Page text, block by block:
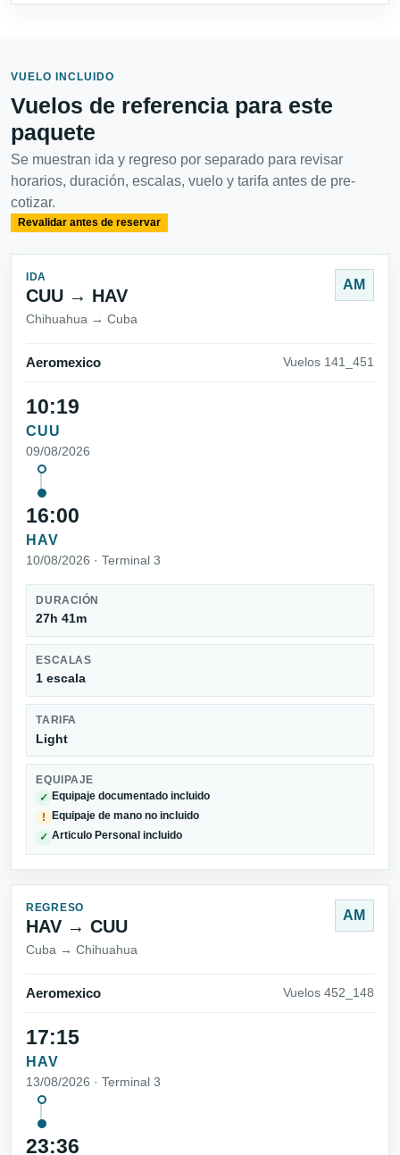
VUELO INCLUIDO
Vuelos de referencia para este
paquete
Se muestran ida y regreso por separado para revisar
horarios, duración, escalas, vuelo y tarifa antes de pre-
cotizar.
Revalidar antes de reservar
IDA
CUU → HAV
Chihuahua → Cuba
AM
Aeromexico Vuelos 141_451
10:19
CUU
09/08/2026
16:00
HAV
10/08/2026 · Terminal 3
DURACIÓN
27h 41m
ESCALAS
1 escala
TARIFA
Light
EQUIPAJE
✓ Equipaje documentado incluido
! Equipaje de mano no incluido
✓ Articulo Personal incluido
REGRESO
HAV → CUU
Cuba → Chihuahua
AM
Aeromexico Vuelos 452_148
17:15
HAV
13/08/2026 · Terminal 3
23:36